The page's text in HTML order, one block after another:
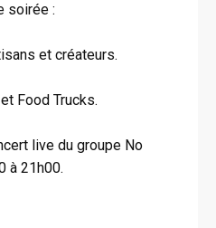
soirée :
et créateurs.
Food Trucks.
live du groupe No
à 21h00.